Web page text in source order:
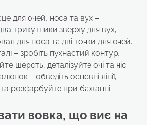
для очей, носа та вух –
трикутники зверху для вух,
для носа та дві точки для очей.
– зробіть пухнастий контур,
шерсть, деталізуйте очі та ніс.
– обведіть основні лінії,
та розфарбуйте при бажанні.
вовка, що виє на